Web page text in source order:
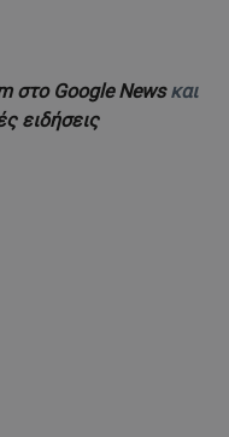
στο Google Newsκαι
ειδήσεις